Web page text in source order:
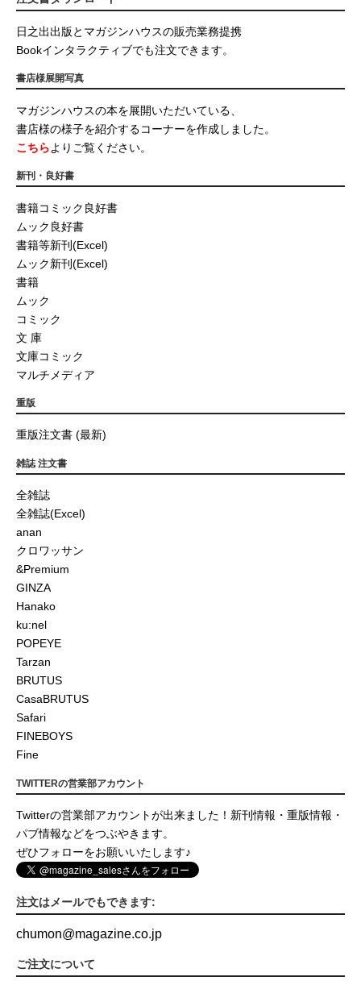
日之出出版とマガジンハウスの販売業務提携
Bookインタラクティブでも注文できます。
書店様展開写真
マガジンハウスの本を展開いただいている、
書店様の様子を紹介するコーナーを作成しました。
こちらよりご覧ください。
新刊・良好書
書籍コミック良好書
ムック良好書
書籍等新刊(Excel)
ムック新刊(Excel)
書籍
ムック
コミック
文 庫
文庫コミック
マルチメディア
重版
重版注文書 (最新)
雑誌 注文書
全雑誌
全雑誌(Excel)
anan
クロワッサン
&Premium
GINZA
Hanako
ku:nel
POPEYE
Tarzan
BRUTUS
CasaBRUTUS
Safari
FINEBOYS
Fine
TWITTERの営業部アカウント
Twitterの営業部アカウントが出来ました！新刊情報・重版情報・
パブ情報などをつぶやきます。
ぜひフォローをお願いいたします♪
注文はメールでもできます:
chumon@magazine.co.jp
ご注文について